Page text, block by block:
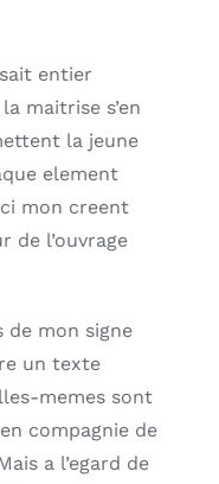
entier
maitrise s’en
la jeune
element
mon creent
de l’ouvrage
de mon signe
un texte
memes sont
compagnie de
a l’egard de